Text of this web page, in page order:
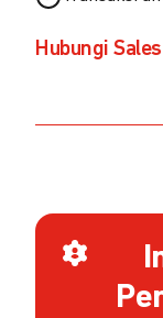
Hubungi Sales